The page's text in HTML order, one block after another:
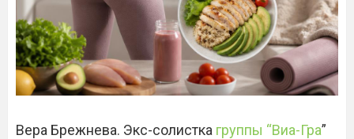
Вера Брежнева. Экс-солистка группы “Виа-Гра”